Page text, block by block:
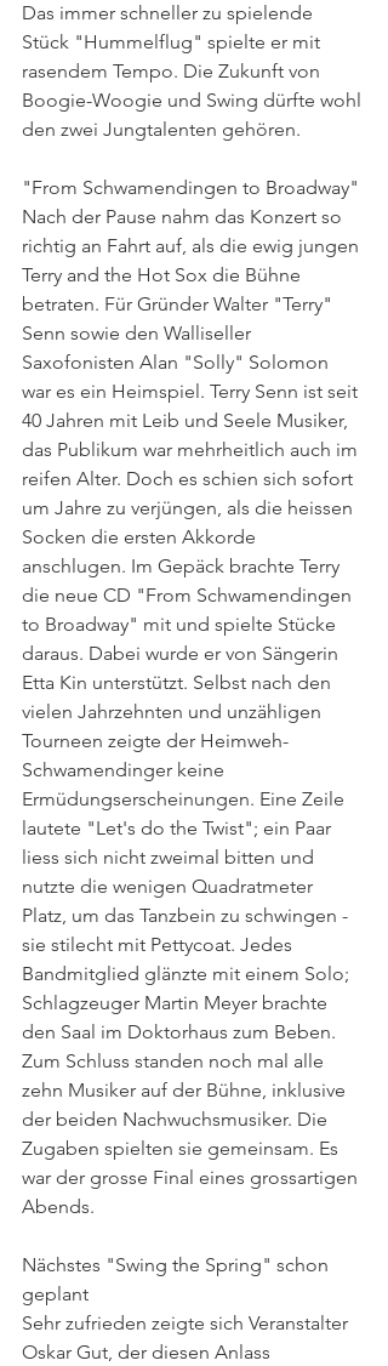
Das immer schneller zu spielende
Stück "Hummelflug" spielte er mit
rasendem Tempo. Die Zukunft von
Boogie-Woogie und Swing dürfte wohl
den zwei Jungtalenten gehören.
"From Schwamendingen to Broadway"
Nach der Pause nahm das Konzert so
richtig an Fahrt auf, als die ewig jungen
Terry and the Hot Sox die Bühne
betraten. Für Gründer Walter "Terry"
Senn sowie den Walliseller
Saxofonisten Alan "Solly" Solomon
war es ein Heimspiel. Terry Senn ist seit
40 Jahren mit Leib und Seele Musiker,
das Publikum war mehrheitlich auch im
reifen Alter. Doch es schien sich sofort
um Jahre zu verjüngen, als die heissen
Socken die ersten Akkorde
anschlugen. Im Gepäck brachte Terry
die neue CD "From Schwamendingen
to Broadway" mit und spielte Stücke
daraus. Dabei wurde er von Sängerin
Etta Kin unterstützt. Selbst nach den
vielen Jahrzehnten und unzähligen
Tourneen zeigte der Heimweh-
Schwamendinger keine
Ermüdungserscheinungen. Eine Zeile
lautete "Let's do the Twist"; ein Paar
liess sich nicht zweimal bitten und
nutzte die wenigen Quadratmeter
Platz, um das Tanzbein zu schwingen -
sie stilecht mit Pettycoat. Jedes
Bandmitglied glänzte mit einem Solo;
Schlagzeuger Martin Meyer brachte
den Saal im Doktorhaus zum Beben.
Zum Schluss standen noch mal alle
zehn Musiker auf der Bühne, inklusive
der beiden Nachwuchsmusiker. Die
Zugaben spielten sie gemeinsam. Es
war der grosse Final eines grossartigen
Abends.
Nächstes "Swing the Spring" schon
geplant
Sehr zufrieden zeigte sich Veranstalter
Oskar Gut, der diesen Anlass